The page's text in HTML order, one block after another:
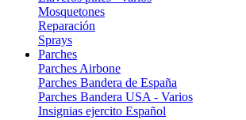
Mosquetones
Reparación
Sprays
Parches
Parches Airbone
Parches Bandera de España
Parches Bandera USA - Varios
Insignias ejercito Español